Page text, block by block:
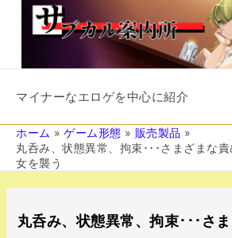
マイナーなエロゲを中心に紹介
ホーム ゲーム形態
販売製品
丸呑み、状態異常、拘束･･･さまざまな
女を襲う
丸呑み、状態異常、拘束･･･さ
稿
ナ